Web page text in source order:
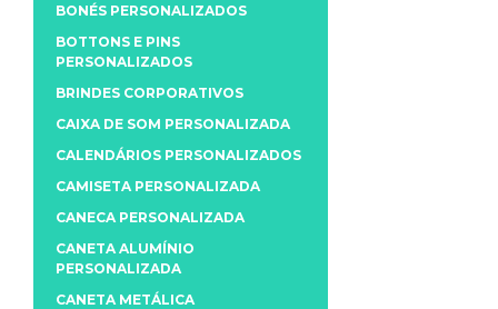
BONÉS PERSONALIZADOS
BOTTONS E PINS
PERSONALIZADOS
BRINDES CORPORATIVOS
CAIXA DE SOM PERSONALIZADA
CALENDÁRIOS PERSONALIZADOS
CAMISETA PERSONALIZADA
CANECA PERSONALIZADA
CANETA ALUMÍNIO
PERSONALIZADA
CANETA METÁLICA